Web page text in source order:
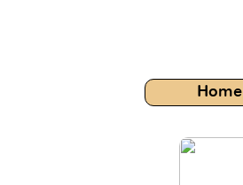
Home